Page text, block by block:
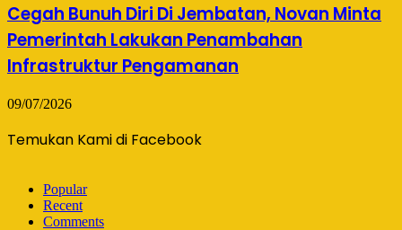
Cegah Bunuh Diri Di Jembatan, Novan Minta
Pemerintah Lakukan Penambahan
Infrastruktur Pengamanan
09/07/2026
Temukan Kami di Facebook
Popular
Recent
Comments